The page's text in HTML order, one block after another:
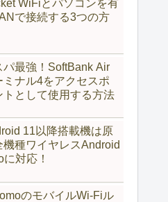
WiFiとパソコンを有
で接続する3つの方
パ最強！SoftBank Air
ミナル4をアクセスポ
トとして使用する方法
11以降搭載機は原
機種ワイヤレスAndroid
に対応！
のモバイルWi-Fiル